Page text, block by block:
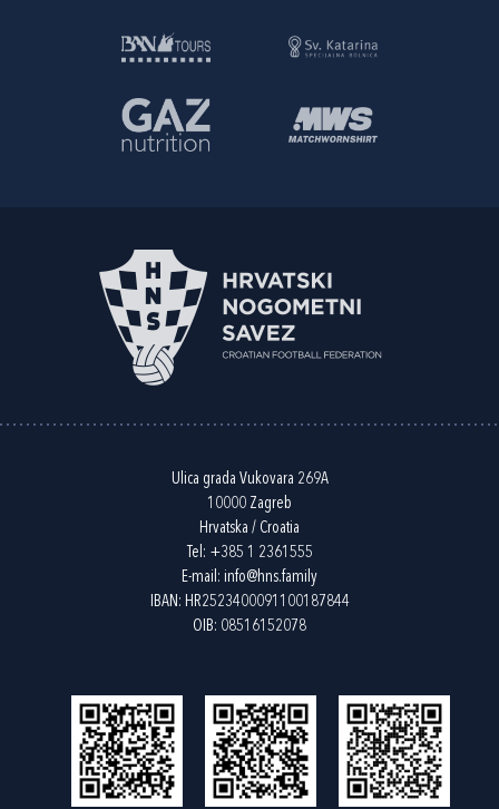
Ulica grada Vukovara 269A
10000 Zagreb
Hrvatska / Croatia
Tel: +385 1 2361555
E-mail: info@hns.family
IBAN: HR2523400091100187844
OIB: 08516152078